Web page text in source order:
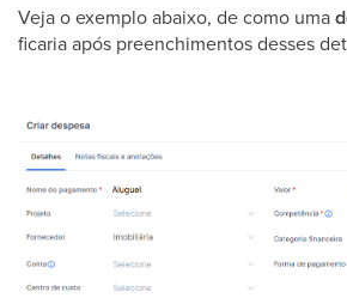
Veja o exemplo abaixo, de como uma
ficaria após preenchimentos desses